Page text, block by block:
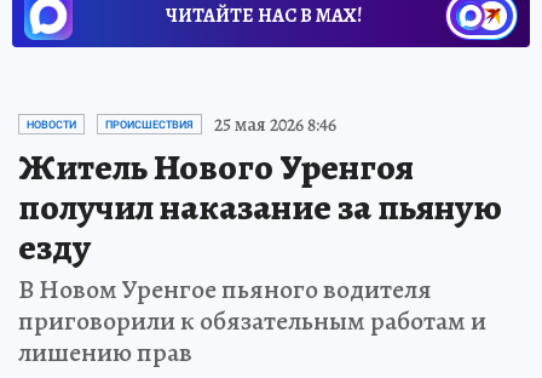
ЧИТАЙТЕ НАС В МАХ!
НОВОСТИ ПРОИСШЕСТВИЯ 25 мая 2026 8:46
Житель Нового Уренгоя
получил наказание за пьяную
езду
В Новом Уренгое пьяного водителя
приговорили к обязательным работам и
лишению прав